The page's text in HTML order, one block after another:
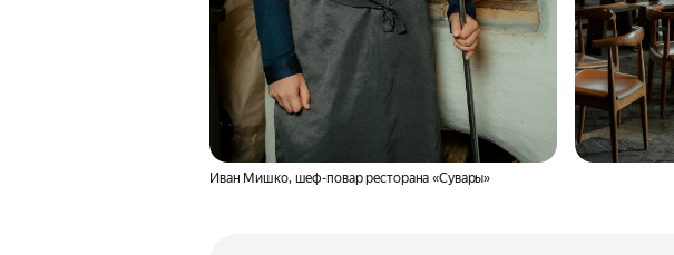
Иван Мишко, шеф-повар ресторана «Сувары»